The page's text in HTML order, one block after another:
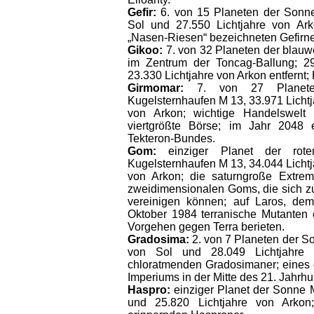
Gefir: 6. von 15 Planeten der
Sol und 27.550 Lichtjahre von
„Nasen-Riesen“ bezeichneten
Gikoo: 7. von 32 Planeten der
im Zentrum der Toncag-Ballung;
23.330 Lichtjahre von Arkon
Girmomar: 7. von 27
Kugelsternhaufen M 13, 33.971
von Arkon; wichtige
viertgrößte Börse; im Jahr 2048
Tekteron-Bundes.
Gom:einziger Planet der
Kugelsternhaufen M 13, 34.044
von Arkon; die saturngroße
zweidimensionalen Goms, die sich
vereinigen können; auf Laros,
Oktober 1984 terranische
Vorgehen gegen Terra berieten.
Gradosima: 2. von 7 Planeten der
von Sol und 28.049 Lichtjahre
chloratmenden Gradosimaner;
Imperiums in der Mitte des 21.
Haspro: einziger Planet der Sonne
und 25.820 Lichtjahre von